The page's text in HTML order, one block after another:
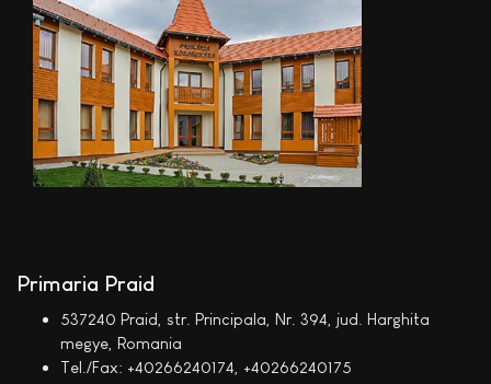
Primaria Praid
537240 Praid, str. Principala, Nr. 394, jud. Harghita
megye, Romania
Tel./Fax: +40266240174, +40266240175